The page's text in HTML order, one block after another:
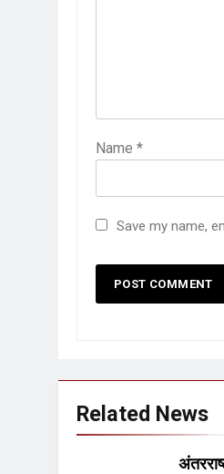
Name *
Save my name,
Related News